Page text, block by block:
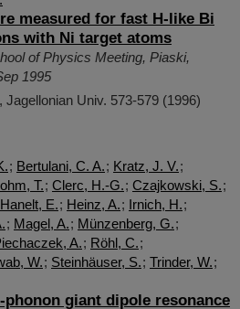
measured for fast H-like Bi
with Ni target atoms
of Physics Meeting, Piaski,
1995
Univ. 573-579 (1996)
; Bertulani, C. A.; Kratz, J. V.;
T.; Clerc, H.-G.; Czajkowski, S.;
Hanelt, E.; Heinz, A.; Irnich, H.;
; Magel, A.; Münzenberg, G.;
A.; Röhl, C.;
W.; Steinhäuser, S.; Trinder, W.;
giant dipole resonance